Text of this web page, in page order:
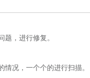
，进行修复。
况，一个个的进行扫描。